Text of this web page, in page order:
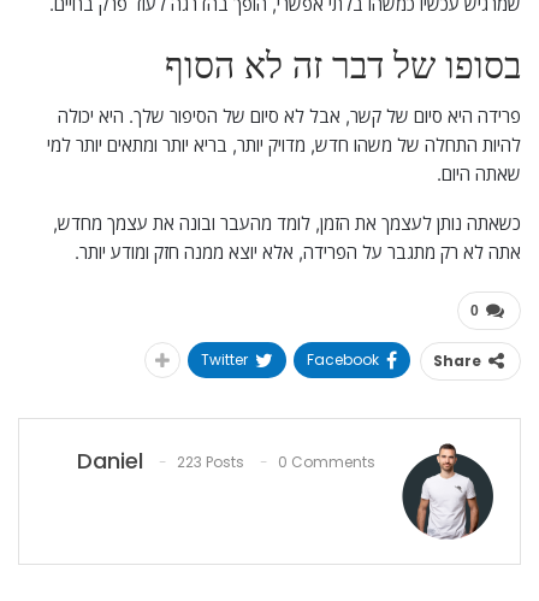
שמרגיש עכשיו כמשהו בלתי אפשרי, הופך בהדרגה לעוד פרק בחיים.
בסופו של דבר זה לא הסוף
פרידה היא סיום של קשר, אבל לא סיום של הסיפור שלך. היא יכולה
להיות התחלה של משהו חדש, מדויק יותר, בריא יותר ומתאים יותר למי
שאתה היום.
כשאתה נותן לעצמך את הזמן, לומד מהעבר ובונה את עצמך מחדש,
אתה לא רק מתגבר על הפרידה, אלא יוצא ממנה חזק ומודע יותר.
0
Share
Facebook
Twitter
Daniel 223 Posts 0 Comments